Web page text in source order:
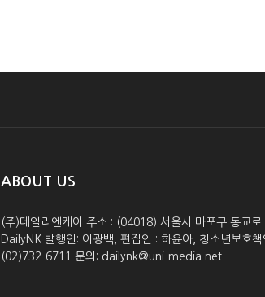
ABOUT US
(주)데일리엔케이 주소 : (04018) 서울시 마포구 동교
DailyNK 발행인: 이광백, 편집인 : 하윤아, 청소년보
(02)732-6711 문의: dailynk@uni-media.net